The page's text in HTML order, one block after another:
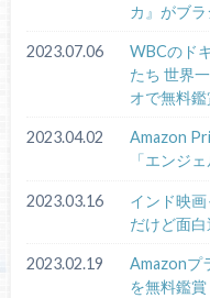
カ』がブ
2023.07.06
WBCのド
たち 世界
オで無料鑑
2023.04.02
Amazon
「エンジ
2023.03.16
インド映
だけど面白
2023.02.19
Amazonプ
を無料鑑